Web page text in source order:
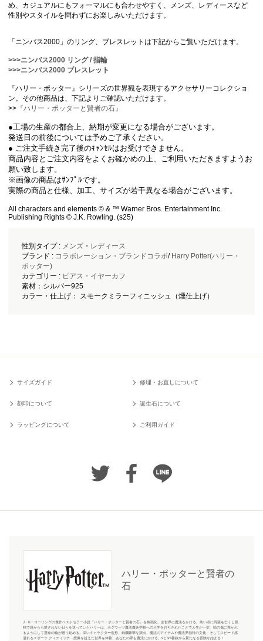
め、カジュアルにもフォーマルにも合わせやすく、メンズ、レディースなど
性別やスタイルを問わずにお楽しみいただけます。
「ニンバス2000」のリング、ブレスレットは下記からご覧いただけます。
>>>ニンバス2000 リング / 指輪
>>>ニンバス2000 ブレスレット
『ハリー・ポッター』シリーズの世界観を表現するアクセサリーコレクショ
ン。その他商品は、下記よりご確認いただけます。
>> 『ハリー・ポッターと賢者の石』
●工場の生産の都合上、納期が変更になる場合がございます。
発送日の前後については予めご了承ください。
● ご注文手続き完了後のｷｬﾝｾﾙはお受けできません。
商品内容とご注文内容をよくお確かめの上、ご利用いただきますようお
願い致します。
※画像の商品はｻﾝﾌﾟﾙです。
実際の商品と仕様、加工、サイズが若干異なる場合がございます。
All characters and elements © & ™ Warner Bros. Entertainment Inc.
Publishing Rights © J.K. Rowling. (s25)
性別タイプ : メンズ・ レディース
ブランド : コラボレーション・ブランドコラボ/ Harry Potter(ハリー・
ポッター)
カテゴリー : ピアス・イヤーカフ
素材：シルバー925
カラー・仕上げ： スモークミラーフィニッシュ（燻仕上げ）
サイズガイド 修理・お直しについて
刻印について 誕生石について
ラッピングについて ご利用ガイド
ハリー・ポッターと賢者の
石
J・K・ローリングの傑作ベストセラー小説『ハリー・ポッターと賢者の石』を映画化、全世界に魔法をかける。幼い頃に両親を亡くし孤
独で誰からも愛されない日々を送っていたハリーは、ホグワーツ魔法魔術学校への入学を許可されたことで人生が一変、額の傷に導かれ
るようにして運命の輪が廻り始める。深いキャラクター造形、絢爛豪華な演出、魔法のアイテムや魔法界独特の文化、そしてスピード感
溢れるスポーツ クィディッチ…想像を超えた世界を体験。あなたの家も魔法にかける。9と3/4番線から新たなる冒険が始まる！